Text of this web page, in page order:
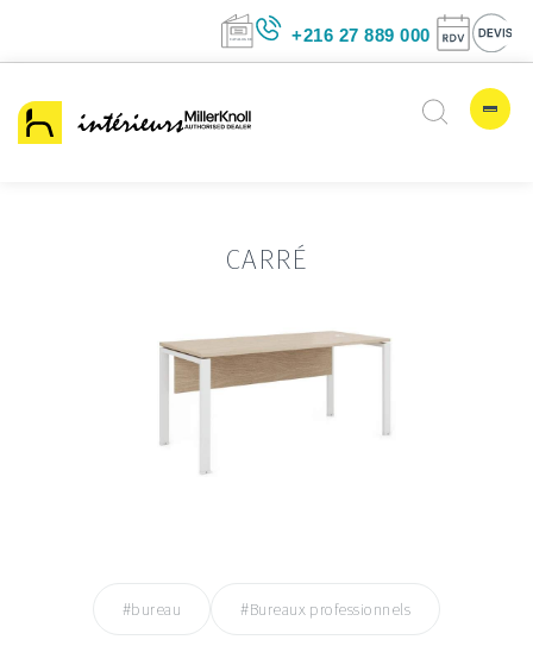
+216 27 889
CARRÉ
#bureau #Bureaux professionnels